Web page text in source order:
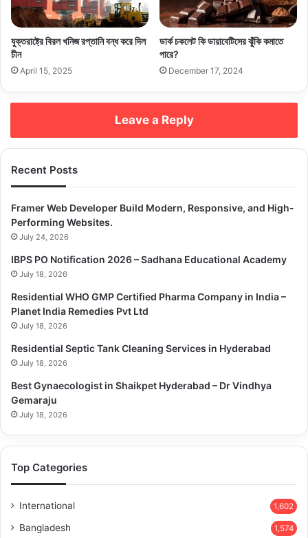
যেত না। আজ তা স্বস্তির নিঃশ্বাস ফেলার মতো। এখন পর্যন্ত চুক্তির পূর্ণাঙ্গ খুঁটিনাটি
প্রকাশ করা না হলেও, ট্রাম্প প্রশাসনের এটি সম্ভবত সবচেয়ে বৃহৎ বাণিজ্যিক অর্জন।
যুক্তরাষ্ট্রে বিরল খনিজ রপ্তানি বন্ধ করে দিল
চীন
April 15, 2025
ডার্ক চকলেট কি ডায়াবেটিসের ঝুঁকি কমাতে
পারে?
December 17, 2024
Leave a Reply
Recent Posts
Framer Web Developer Build Modern, Responsive, and High-
Performing Websites.
July 24, 2026
IBPS PO Notification 2026 – Sadhana Educational Academy
July 18, 2026
Residential WHO GMP Certified Pharma Company in India –
Planet India Remedies Pvt Ltd
July 18, 2026
Residential Septic Tank Cleaning Services in Hyderabad
July 18, 2026
Best Gynaecologist in Shaikpet Hyderabad – Dr Vindhya
Gemaraju
July 18, 2026
Top Categories
International 1,602
Bangladesh 1,574